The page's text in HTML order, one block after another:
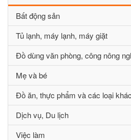
Bất động sản
Tủ lạnh, máy lạnh, máy giặt
Đồ dùng văn phòng, công nông
Mẹ và bé
Đồ ăn, thực phẩm và các loại khác
Dịch vụ, Du lịch
Việc làm